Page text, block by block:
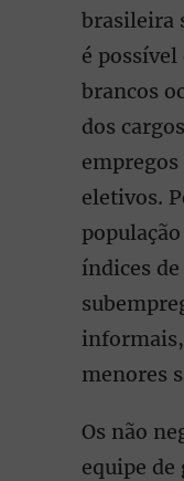
brasileira
é possível
brancos
dos
eletivos.
índices
informais,
menores
Os não
equipe de